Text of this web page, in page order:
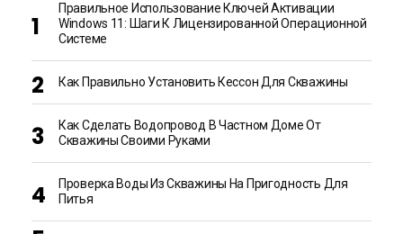
Правильное Использование Ключей Активации
Windows 11: Шаги К Лицензированной Операционной
Системе
Как Правильно Установить Кессон Для Скважины
Как Сделать Водопровод В Частном Доме От
Скважины Своими Руками
Проверка Воды Из Скважины На Пригодность Для
Питья